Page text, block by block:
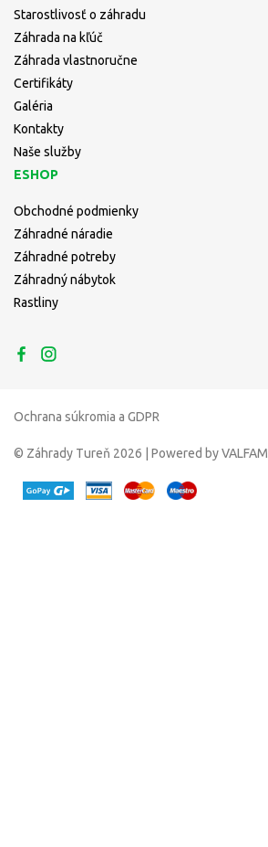
Starostlivosť o záhradu
Záhrada na kľúč
Záhrada vlastnoručne
Certifikáty
Galéria
Kontakty
Naše služby
ESHOP
Obchodné podmienky
Záhradné náradie
Záhradné potreby
Záhradný nábytok
Rastliny
Ochrana súkromia a GDPR
© Záhrady Tureň 2026 | Powered by VALFAM